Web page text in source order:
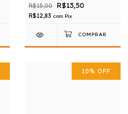
R$15,00 R$13,50
R$12,83 com Pix
10% OFF